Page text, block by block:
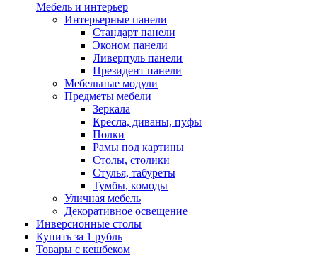
Мебель и интерьер
Интерьерные панели
Стандарт панели
Эконом панели
Ливерпуль панели
Президент панели
Мебельные модули
Предметы мебели
Зеркала
Кресла, диваны, пуфы
Полки
Рамы под картины
Столы, столики
Стулья, табуреты
Тумбы, комоды
Уличная мебель
Декоративное освещение
Инверсионные столы
Купить за 1 рубль
Товары с кешбеком